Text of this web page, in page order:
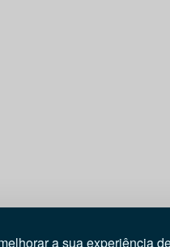
a sua experiência